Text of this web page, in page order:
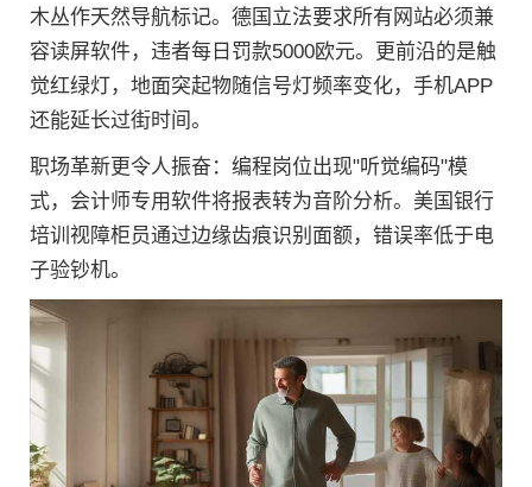
木丛作天然导航标记。德国立法要求所有网站必须兼
容读屏软件，违者每日罚款5000欧元。更前沿的是触
觉红绿灯，地面突起物随信号灯频率变化，手机APP
还能延长过街时间。
职场革新更令人振奋：编程岗位出现"听觉编码"模
式，会计师专用软件将报表转为音阶分析。美国银行
培训视障柜员通过边缘齿痕识别面额，错误率低于电
子验钞机。